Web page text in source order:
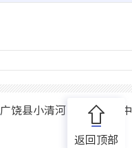
返回顶部
广饶县小清河以北片区集